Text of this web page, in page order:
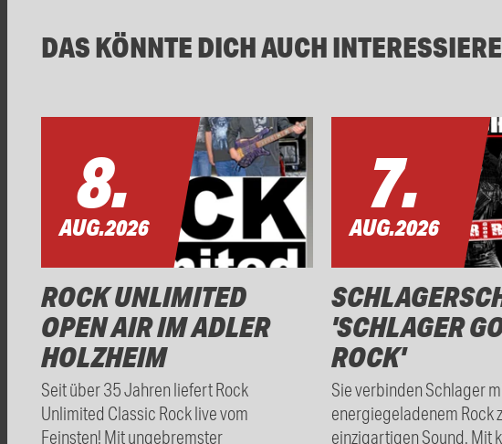
DAS KÖNNTE DICH AUCH
8.
AUG.2026
ROCK UNLIMITED
OPEN AIR IM ADLER
HOLZHEIM
Seit über 35 Jahren liefert Rock
Unlimited Classic Rock live vom
Feinsten! Mit ungebremster
7.
AUG.2026
'SCHLAGER
ROCK'
Sie verbinden Schlager
energiegeladenem Rock
einzigartigen Sound. Mit